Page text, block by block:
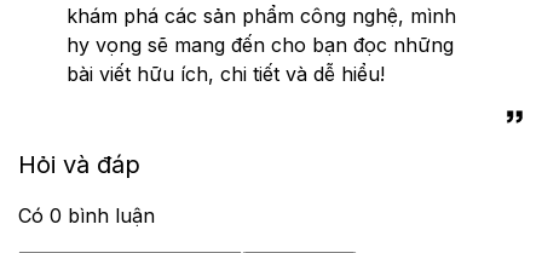
khám phá các sản phẩm công nghệ, mình
hy vọng sẽ mang đến cho bạn đọc những
bài viết hữu ích, chi tiết và dễ hiểu!
Hỏi và đáp
Có 0 bình luận